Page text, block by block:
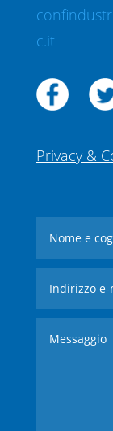
c.it
Privacy &